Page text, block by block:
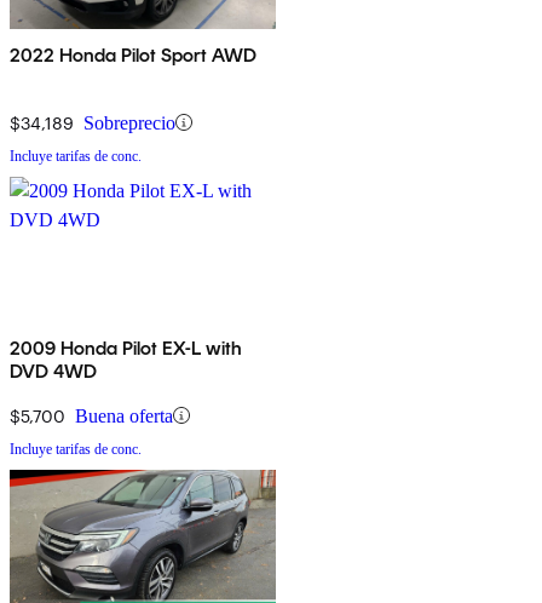
2022 Honda Pilot Sport AWD
$34,189 Sobreprecio
Incluye tarifas de conc.
2009 Honda Pilot EX-L with
DVD 4WD
$5,700 Buena oferta
Incluye tarifas de conc.